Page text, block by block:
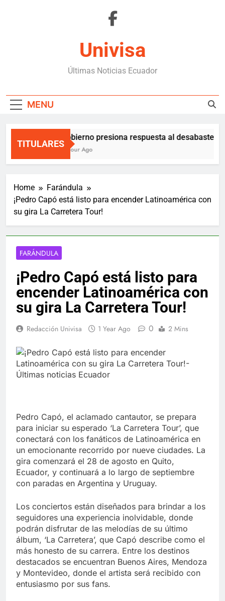
Univisa
Últimas Noticias Ecuador
MENU
TITULARES
Gobierno presiona respuesta al
1 Hour Ago
Home
Farándula
¡Pedro Capó está listo para encender Latinoamérica con
su gira La Carretera Tour!
FARÁNDULA
¡Pedro Capó está listo para
encender Latinoamérica con
su gira La Carretera Tour!
Redacción Univisa 1 Year Ago 0 2 Mins
Pedro Capó, el aclamado cantautor, se prepara
para iniciar su esperado ‘La Carretera Tour’, que
conectará con los fanáticos de Latinoamérica en
un emocionante recorrido por nueve ciudades. La
gira comenzará el 28 de agosto en Quito,
Ecuador, y continuará a lo largo de septiembre
con paradas en Argentina y Uruguay.
Los conciertos están diseñados para brindar a los
seguidores una experiencia inolvidable, donde
podrán disfrutar de las melodías de su último
álbum, ‘La Carretera’, que Capó describe como el
más honesto de su carrera. Entre los destinos
destacados se encuentran Buenos Aires, Mendoza
y Montevideo, donde el artista será recibido con
entusiasmo por sus fans.